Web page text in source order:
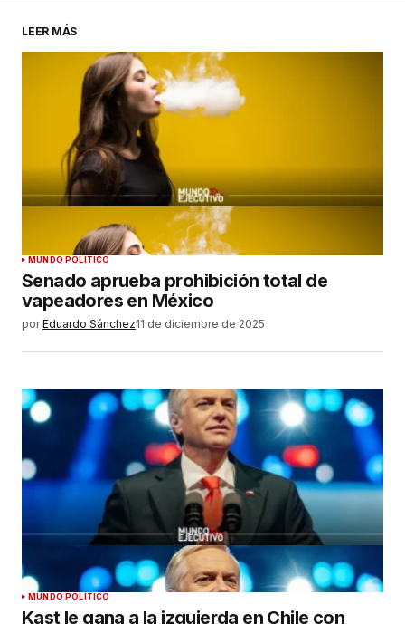
LEER MÁS
MUNDO POLÍTICO
Senado aprueba prohibición total de
vapeadores en México
por Eduardo Sánchez11 de diciembre de 2025
MUNDO POLÍTICO
Kast le gana a la izquierda en Chile con